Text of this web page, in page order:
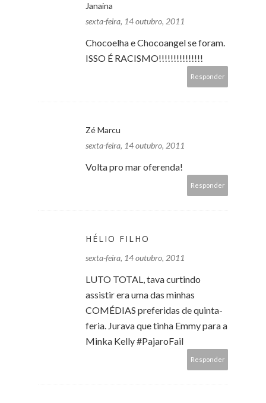
Janaina
sexta-feira, 14 outubro, 2011
Chocoelha e Chocoangel se foram.
ISSO É RACISMO!!!!!!!!!!!!!!!
Responder
Zé Marcu
sexta-feira, 14 outubro, 2011
Volta pro mar oferenda!
Responder
HÉLIO FILHO
sexta-feira, 14 outubro, 2011
LUTO TOTAL, tava curtindo
assistir era uma das minhas
COMÉDIAS preferidas de quinta-
feria. Jurava que tinha Emmy para a
Minka Kelly #PajaroFail
Responder